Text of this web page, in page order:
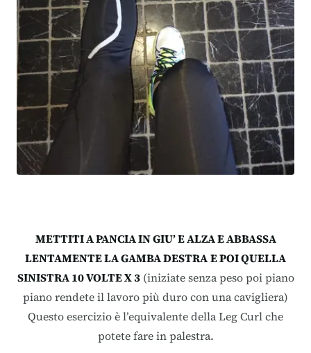
METTITI A PANCIA IN GIU’ E ALZA E ABBASSA
LENTAMENTE LA GAMBA DESTRAE POI QUELLA
SINISTRA 10 VOLTE X 3(iniziate senza peso poi piano
piano rendete il lavoro più duro con una cavigliera)
Questo esercizio è l’equivalente della Leg Curl che
potete fare in palestra.